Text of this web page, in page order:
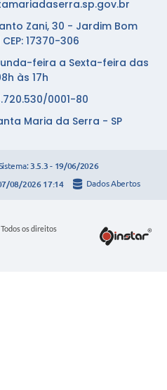
Zani, 30 - Jardim Bom
17370-306
feira a Sexta-feira das
às 17h
0001-80
Maria da Serra - SP
3.5.3 - 19/06/2026
08/2026 17:14 Dados Abertos
os direitos